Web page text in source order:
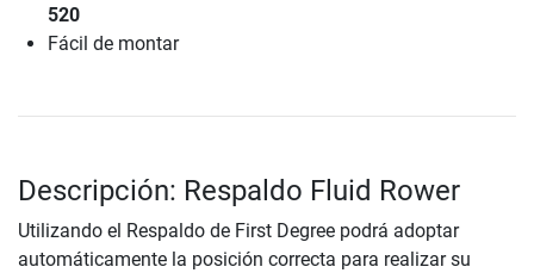
520
Fácil de montar
Descripción: Respaldo Fluid Rower
Utilizando el Respaldo de First Degree podrá adoptar
automáticamente la posición correcta para realizar su